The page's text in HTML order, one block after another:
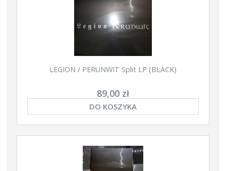
LEGION / PERUNWIT Split LP (BLACK)
89,00 zł
DO KOSZYKA